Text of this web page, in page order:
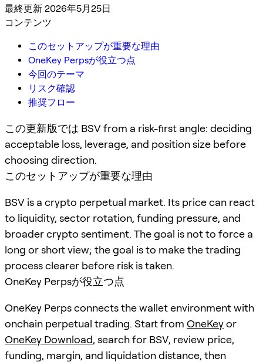
最終更新 2026年5月25日
コンテンツ
このセットアップが重要な理由
OneKey Perpsが役立つ点
今回のテーマ
リスク確認
推奨フロー
この更新版では BSV from a risk-first angle: deciding
acceptable loss, leverage, and position size before
choosing direction.
このセットアップが重要な理由
BSV is a crypto perpetual market. Its price can react
to liquidity, sector rotation, funding pressure, and
broader crypto sentiment. The goal is not to force a
long or short view; the goal is to make the trading
process clearer before risk is taken.
OneKey Perpsが役立つ点
OneKey Perps connects the wallet environment with
onchain perpetual trading. Start from OneKeyor
OneKey Download, search for BSV, review price,
funding, margin, and liquidation distance, then